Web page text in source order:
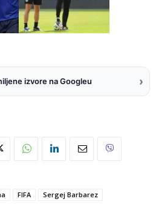
izvore na Googleu ›
FIFA Sergej Barbarez